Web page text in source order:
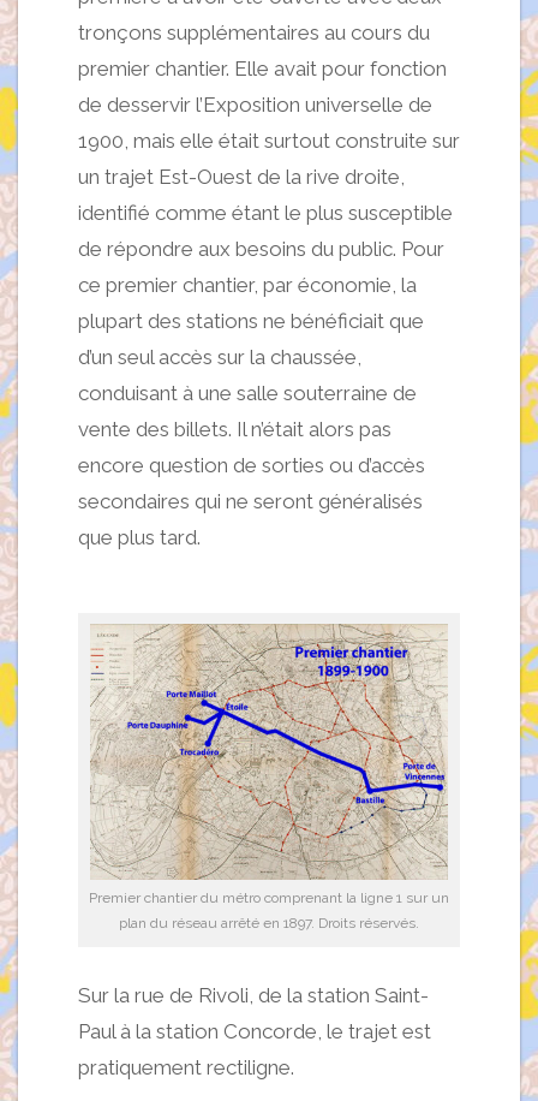
tronçons supplémentaires au cours du
premier chantier. Elle avait pour fonction
de desservir l’Exposition universelle de
1900, mais elle était surtout construite sur
un trajet Est-Ouest de la rive droite,
identifié comme étant le plus susceptible
de répondre aux besoins du public. Pour
ce premier chantier, par économie, la
plupart des stations ne bénéficiait que
d’un seul accès sur la chaussée,
conduisant à une salle souterraine de
vente des billets. Il n’était alors pas
encore question de sorties ou d’accès
secondaires qui ne seront généralisés
que plus tard.
Premier chantier du métro comprenant la ligne 1 sur un
plan du réseau arrêté en 1897. Droits réservés.
Sur la rue de Rivoli, de la station Saint-
Paul à la station Concorde, le trajet est
pratiquement rectiligne.